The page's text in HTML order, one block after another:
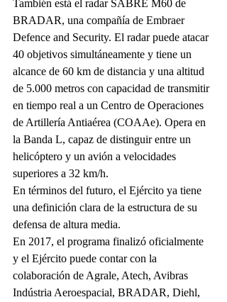
También está el radar SABRE M60 de
BRADAR, una compañía de Embraer
Defence and Security. El radar puede atacar
40 objetivos simultáneamente y tiene un
alcance de 60 km de distancia y una altitud
de 5.000 metros con capacidad de transmitir
en tiempo real a un Centro de Operaciones
de Artillería Antiaérea (COAAe). Opera en
la Banda L, capaz de distinguir entre un
helicóptero y un avión a velocidades
superiores a 32 km/h.
En términos del futuro, el Ejército ya tiene
una definición clara de la estructura de su
defensa de altura media.
En 2017, el programa finalizó oficialmente
y el Ejército puede contar con la
colaboración de Agrale, Atech, Avibras
Indústria Aeroespacial, BRADAR, Diehl,